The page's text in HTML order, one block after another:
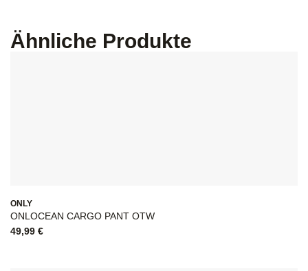
Ähnliche Produkte
ONLY
ONLOCEAN CARGO PANT OTW
49,99 €